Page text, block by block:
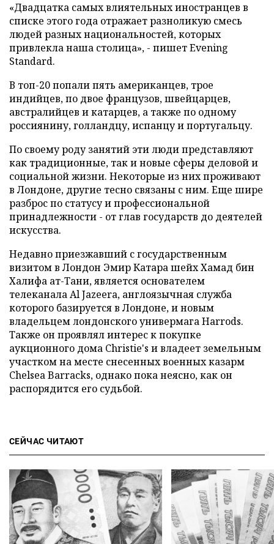
«Двадцатка самых влиятельных иностранцев в
списке этого года отражает разноликую смесь
людей разных национальностей, которых
привлекла наша столица», - пишет Evening
Standard.
В топ-20 попали пять американцев, трое
индийцев, по двое французов, швейцарцев,
австралийцев и катарцев, а также по одному
россиянину, голландцу, испанцу и португальцу.
По своему роду занятий эти люди представляют
как традиционные, так и новые сферы деловой и
социальной жизни. Некоторые из них проживают
в Лондоне, другие тесно связаны с ним. Еще шире
разброс по статусу и профессиональной
принадлежности - от глав государств до деятелей
искусства.
Недавно приезжавший с государственным
визитом в Лондон Эмир Катара шейх Хамад бин
Халифа ат-Тани, является основателем
телеканала Al Jazeera, англоязычная служба
которого базируется в Лондоне, и новым
владельцем лондонского универмага Harrods.
Также он проявлял интерес к покупке
аукционного дома Christie's и владеет земельным
участком на месте снесенных военных казарм
Chelsea Barracks, однако пока неясно, как он
распорядится его судьбой.
СЕЙЧАС ЧИТАЮТ